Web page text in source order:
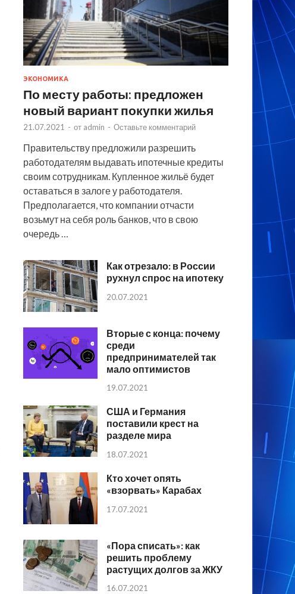
ЭКОНОМИКА
По месту работы: предложен
новый вариант покупки жилья
21.07.2021 - от admin - Оставьте комментарий
Правительству предложили разрешить
работодателям выдавать ипотечные кредиты
своим сотрудникам. Купленное жильё будет
оставаться в залоге у работодателя.
Предполагается, что компании отчасти
возьмут на себя роль банков, что в свою
очередь …
Как отрезало: в России
рухнул спрос на ипотеку
20.07.2021
Вторые с конца: почему
среди
предпринимателей так
мало оптимистов
19.07.2021
США и Германия
поставили крест на
разделе мира
18.07.2021
Кто хочет опять
«взорвать» Карабах
17.07.2021
«Пора списать»: как
решить проблему
растущих долгов за ЖКУ
16.07.2021